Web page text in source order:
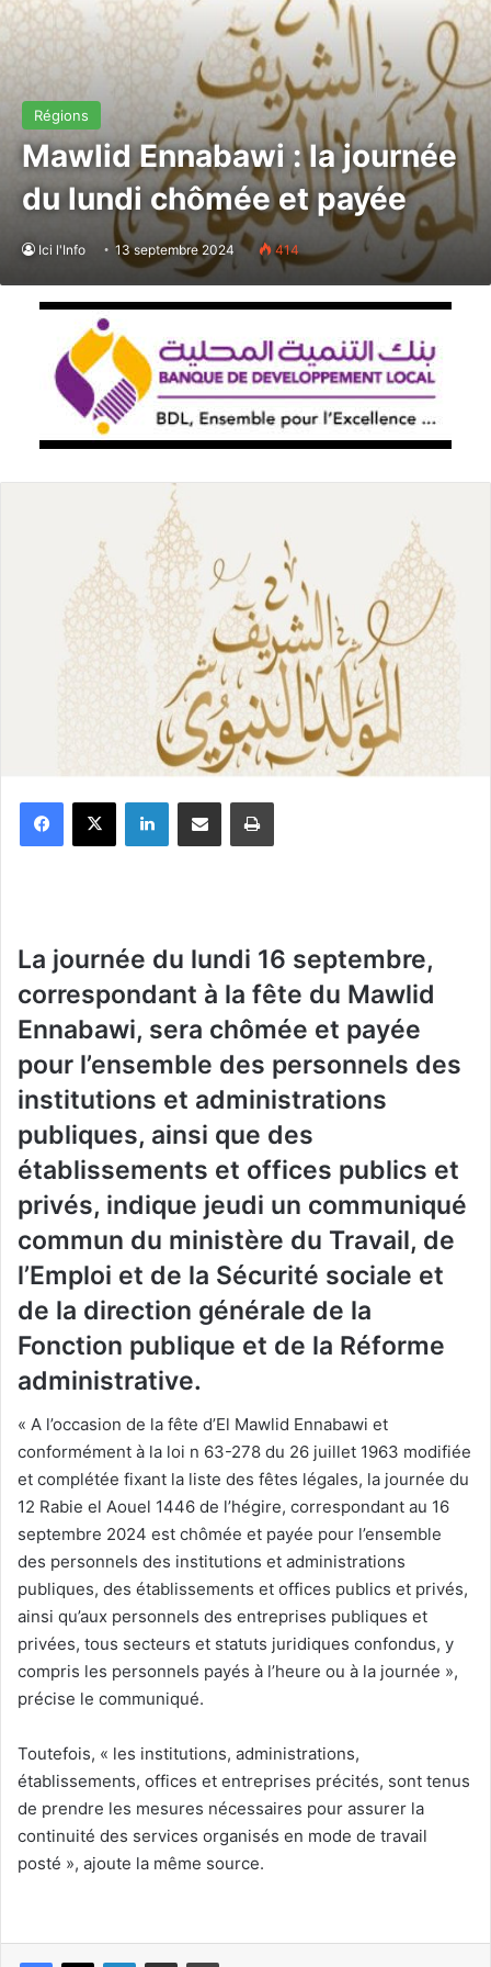
Régions
Mawlid Ennabawi : la journée
du lundi chômée et payée
Ici l'Info 13 septembre 2024 414
La journée du lundi 16 septembre,
correspondant à la fête du Mawlid
Ennabawi, sera chômée et payée
pour l’ensemble des personnels des
institutions et administrations
publiques, ainsi que des
établissements et offices publics et
privés, indique jeudi un communiqué
commun du ministère du Travail, de
l’Emploi et de la Sécurité sociale et
de la direction générale de la
Fonction publique et de la Réforme
administrative.
« A l’occasion de la fête d’El Mawlid Ennabawi et
conformément à la loi n 63-278 du 26 juillet 1963 modifiée
et complétée fixant la liste des fêtes légales, la journée du
12 Rabie el Aouel 1446 de l’hégire, correspondant au 16
septembre 2024 est chômée et payée pour l’ensemble
des personnels des institutions et administrations
publiques, des établissements et offices publics et privés,
ainsi qu’aux personnels des entreprises publiques et
privées, tous secteurs et statuts juridiques confondus, y
compris les personnels payés à l’heure ou à la journée »,
précise le communiqué.
Toutefois, « les institutions, administrations,
établissements, offices et entreprises précités, sont tenus
de prendre les mesures nécessaires pour assurer la
continuité des services organisés en mode de travail
posté », ajoute la même source.